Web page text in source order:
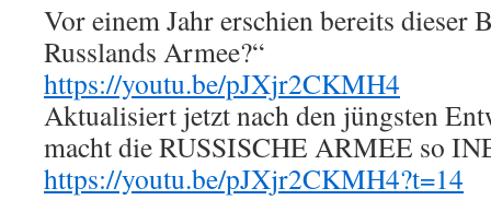
Vor einem Jahr erschien bereits dieser
Russlands Armee?“
https://youtu.be/pJXjr2CKMH4
Aktualisiert jetzt nach den jüngsten
macht die RUSSISCHE ARMEE so
https://youtu.be/pJXjr2CKMH4?t=14